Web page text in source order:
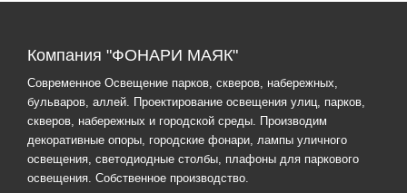
Компания "ФОНАРИ МАЯК"
Современное Освещение парков, скверов, набережных,
бульваров, аллей. Проектирование освещения улиц, парков,
скверов, набережных и городской среды. Производим
декоративные опоры, городские фонари, лампы уличного
освещения, светодиодные столбы, плафоны для паркового
освещения. Собственное производство.